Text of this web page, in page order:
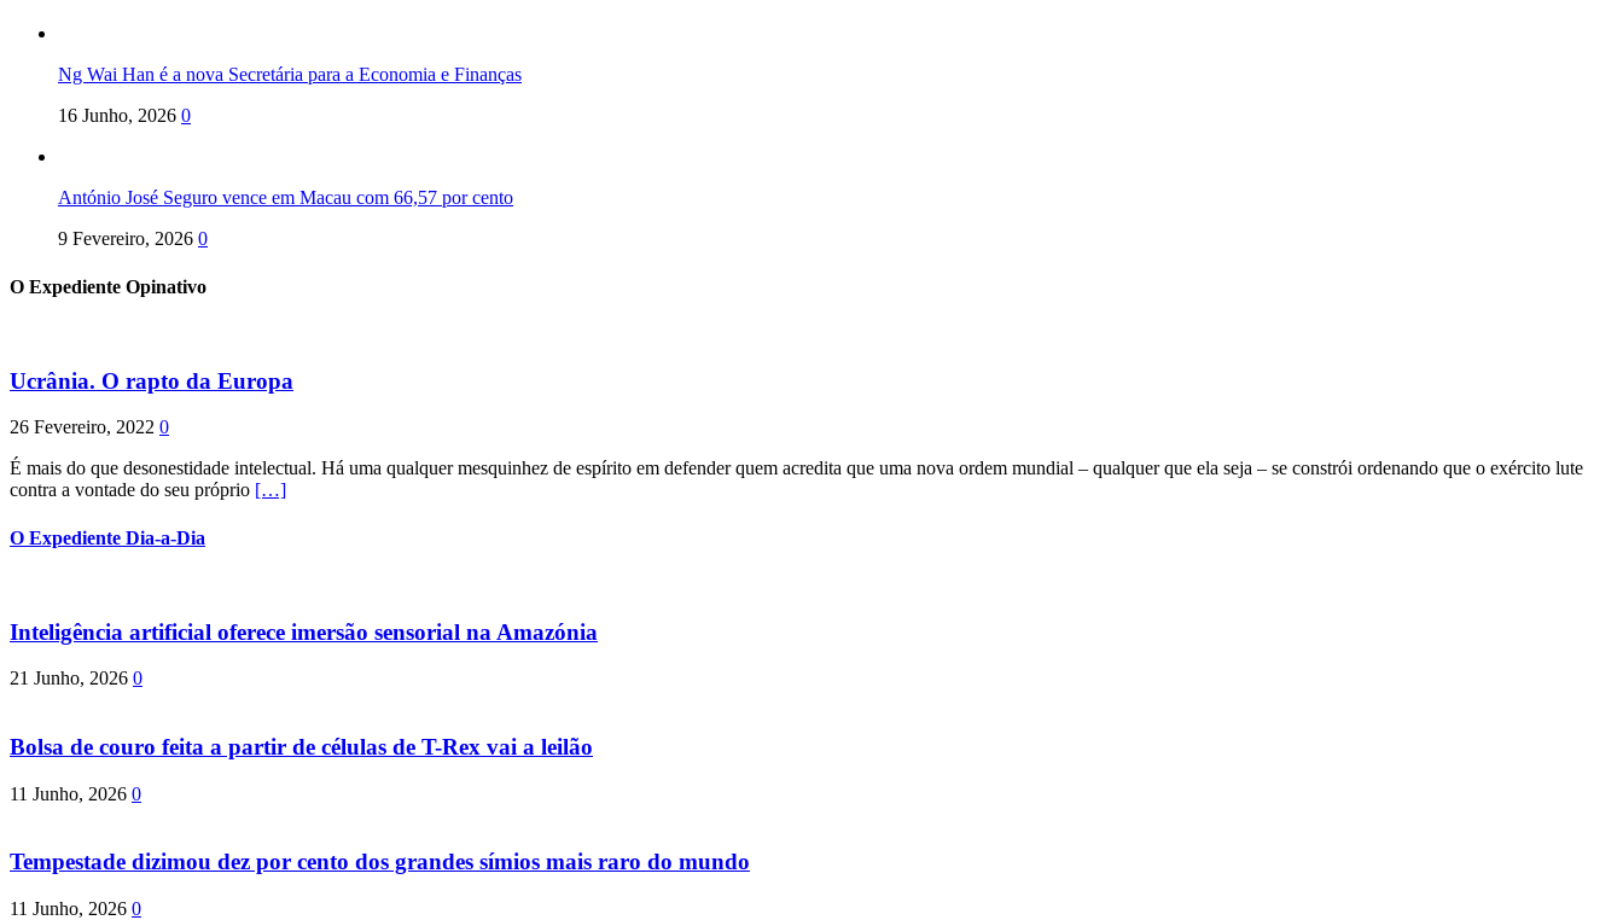
Ng Wai Han é a nova Secretária para a Economia e Finanças
16 Junho, 2026 0
António José Seguro vence em Macau com 66,57 por cento
9 Fevereiro, 2026 0
O Expediente Opinativo
Ucrânia. O rapto da Europa
26 Fevereiro, 2022 0
É mais do que desonestidade intelectual. Há uma qualquer mesquinhez de espírito em defender quem acredita que uma nova ordem mundial – qualquer que ela seja – se constrói ordenando que o exército lute
contra a vontade do seu próprio […]
O Expediente Dia-a-Dia
Inteligência artificial oferece imersão sensorial na Amazónia
21 Junho, 2026 0
Bolsa de couro feita a partir de células de T-Rex vai a leilão
11 Junho, 2026 0
Tempestade dizimou dez por cento dos grandes símios mais raro do mundo
11 Junho, 2026 0